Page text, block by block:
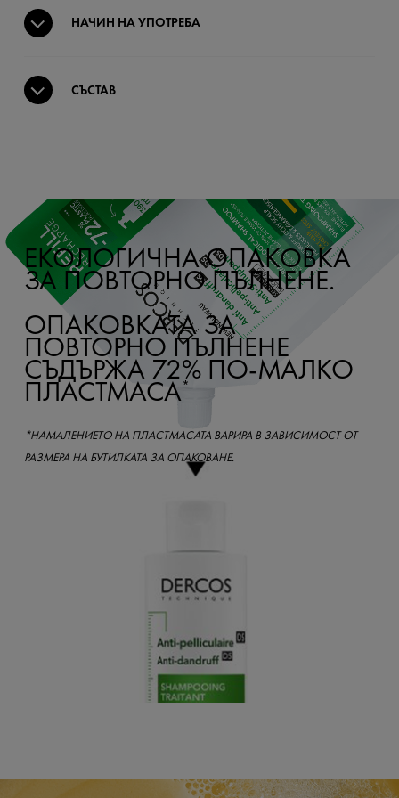
НАЧИН НА УПОТРЕБА
СЪСТАВ
ЕКОЛОГИЧНА ОПАКОВКА
ЗА ПОВТОРНО ПЪЛНЕНЕ.
ОПАКОВКАТА ЗА
ПОВТОРНО ПЪЛНЕНЕ
СЪДЪРЖА 72% ПО-МАЛКО
ПЛАСТМАСА*
*НАМАЛЕНИЕТО НА ПЛАСТМАСАТА ВАРИРА В ЗАВИСИМОСТ ОТ
РАЗМЕРА НА БУТИЛКАТА ЗА ОПАКОВАНЕ.